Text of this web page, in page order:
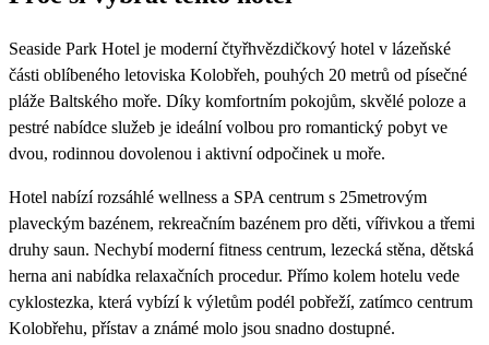
5 549
Seaside Park Hotel je moderní čtyřhvězdičkový hotel v lázeňské
části oblíbeného letoviska Kolobřeh, pouhých 20 metrů od písečné
pláže Baltského moře. Díky komfortním pokojům, skvělé poloze a
pestré nabídce služeb je ideální volbou pro romantický pobyt ve
dvou, rodinnou dovolenou i aktivní odpočinek u moře.
Hotel nabízí rozsáhlé wellness a SPA centrum s 25metrovým
plaveckým bazénem, rekreačním bazénem pro děti, vířivkou a třemi
druhy saun. Nechybí moderní fitness centrum, lezecká stěna, dětská
herna ani nabídka relaxačních procedur. Přímo kolem hotelu vede
cyklostezka, která vybízí k výletům podél pobřeží, zatímco centrum
Kolobřehu, přístav a známé molo jsou snadno dostupné.